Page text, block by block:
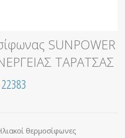
SUNPOWER
ΤΑΡΑΤΣΑΣ
θερμοσίφωνες